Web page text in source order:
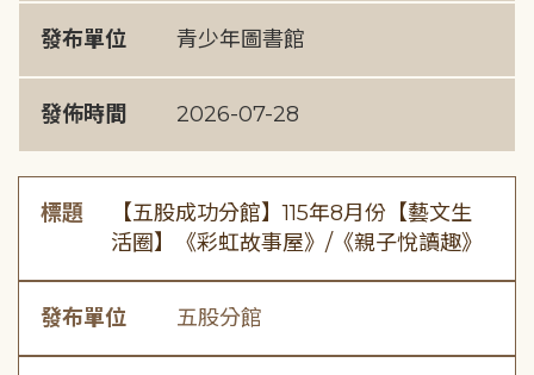
發布單位 青少年圖書館
發佈時間 2026-07-28
標題
【五股成功分館】115年8月份【藝文生
活圈】《彩虹故事屋》/《親子悅讀趣》
發布單位 五股分館